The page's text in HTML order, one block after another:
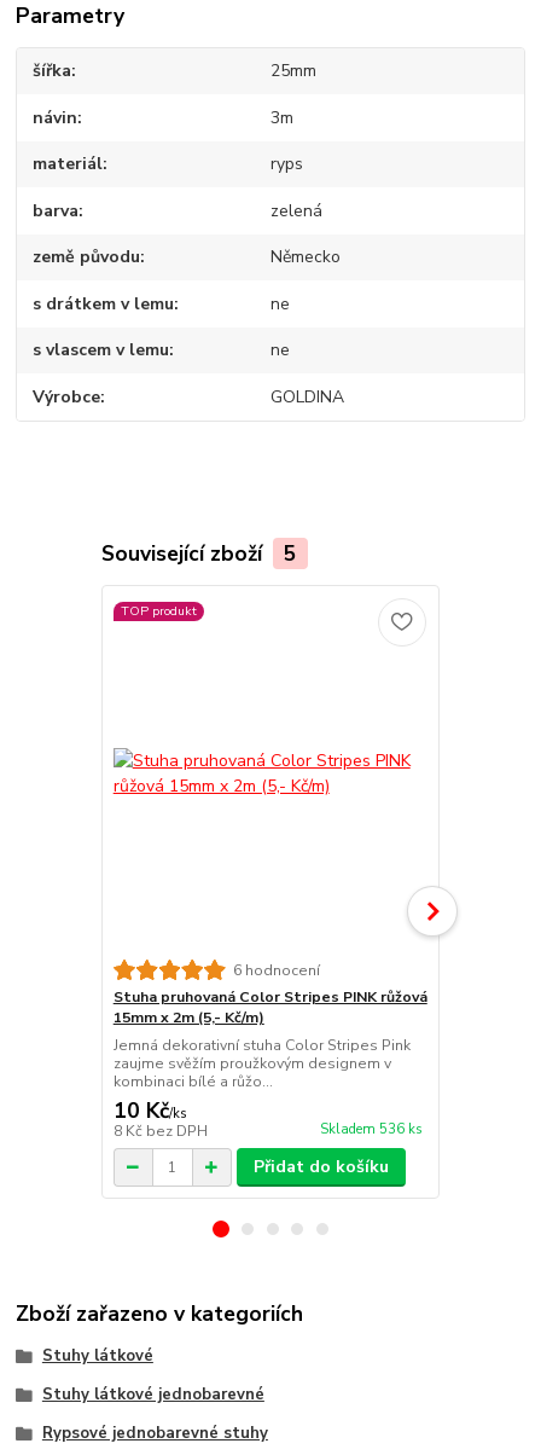
Parametry
šířka 25mm
návin 3m
materiál ryps
barva zelená
země původu Německo
s drátkem v lemu ne
s vlascem v lemu ne
Výrobce GOLDINA
Související zboží 5
TOP produkt
6 hodnocení
Stuha pruhovaná Color Stripes PINK růžová
15mm x 2m (5,- Kč/m)
Jemná dekorativní stuha Color Stripes Pink
zaujme svěžím proužkovým designem v
kombinaci bílé a růžo...
10 Kč/ks
8 Kč bez DPH Skladem 536 ks
Přidat do košíku
Zboží zařazeno v kategoriích
Stuhy látkové
Stuhy látkové jednobarevné
Rypsové jednobarevné stuhy